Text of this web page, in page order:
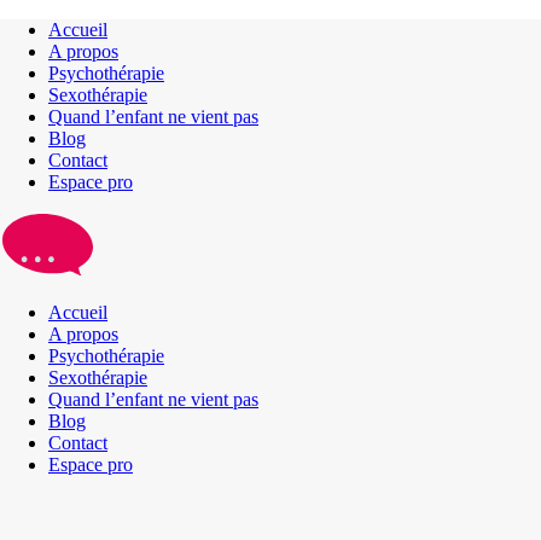
Accueil
A propos
Psychothérapie
Sexothérapie
Quand l’enfant ne vient pas
Blog
Contact
Espace pro
Accueil
A propos
Psychothérapie
Sexothérapie
Quand l’enfant ne vient pas
Blog
Contact
Espace pro